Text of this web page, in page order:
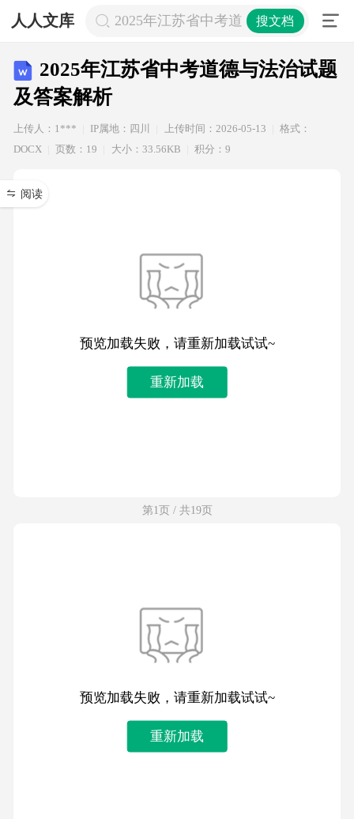
人人文库 2025年江苏省中考道德与法治试题及
搜文档
2025年江苏省中考道德与法治试题
及答案解析
上传人：1*** IP属地：四川 上传时间：2026-05-13
格式：
DOCX
页数：19 大小：33.56KB 积分：9
阅读
预览加载失败，请重新加载试试~
重新加载
第1页 / 共19页
预览加载失败，请重新加载试试~
重新加载